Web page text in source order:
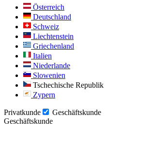
Österreich
Deutschland
Schweiz
Liechtenstein
Griechenland
Italien
Niederlande
Slowenien
Tschechische Republik
Zypern
Privatkunde
Geschäftskunde
Geschäftskunde